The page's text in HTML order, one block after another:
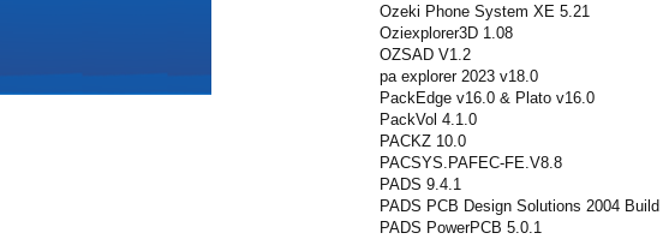
Ozeki Phone System XE 5.21
Oziexplorer3D 1.08
OZSAD V1.2
pa explorer 2023 v18.0
PackEdge v16.0 & Plato v16.0
PackVol 4.1.0
PACKZ 10.0
PACSYS.PAFEC-FE.V8.8
PADS 9.4.1
PADS PCB Design Solutions 2004 Build
PADS PowerPCB 5.0.1